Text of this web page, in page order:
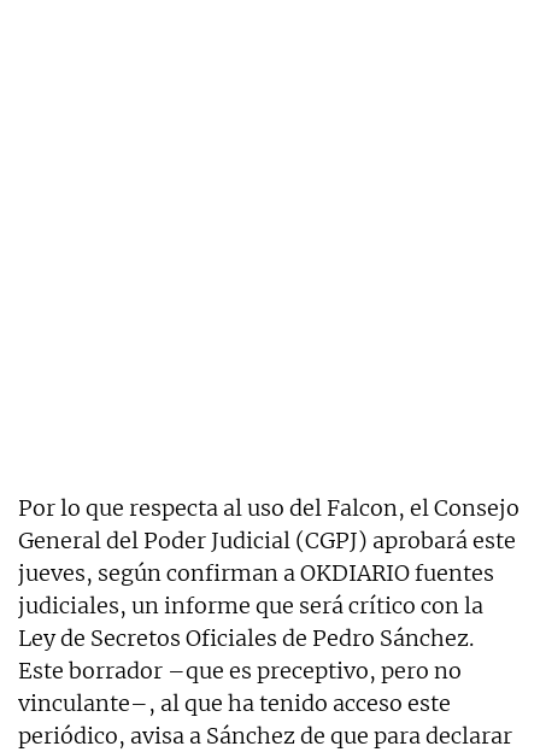
Por lo que respecta al uso del Falcon, el Consejo
General del Poder Judicial (CGPJ) aprobará este
jueves, según confirman a OKDIARIO fuentes
judiciales, un informe que será crítico con la
Ley de Secretos Oficiales de Pedro Sánchez.
Este borrador –que es preceptivo, pero no
vinculante–, al que ha tenido acceso este
periódico, avisa a Sánchez de que para declarar